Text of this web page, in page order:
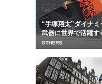
“手塚翔太”ダイナ
武器に世界で活躍す
ダー
OTHERS